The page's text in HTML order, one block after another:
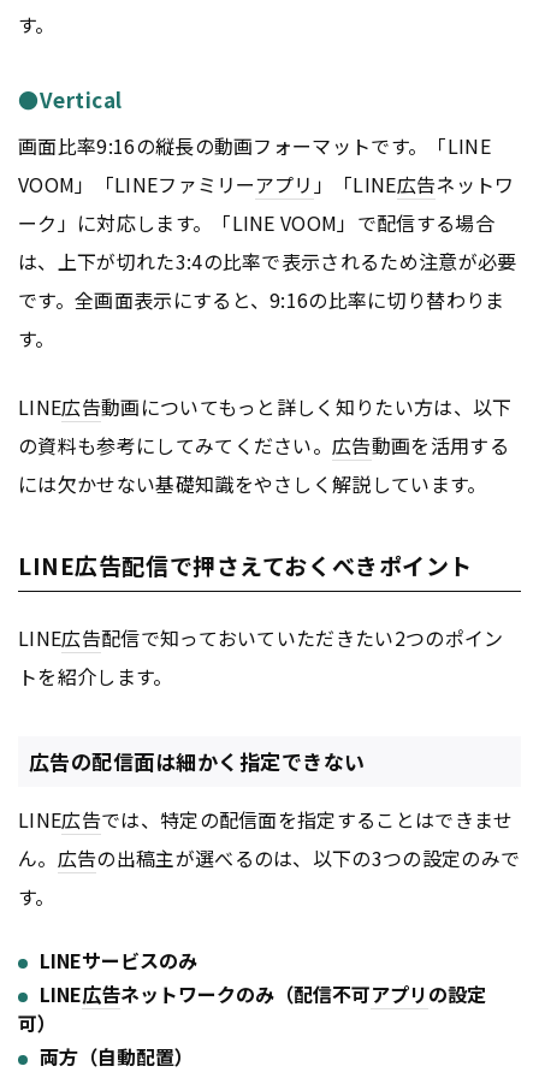
す。
●Vertical
画面比率9:16の縦長の動画フォーマットです。「LINE
VOOM」「LINEファミリーアプリ 」「LINE広告ネットワ
ーク」に対応します。「LINE VOOM」で配信する場合
は、上下が切れた3:4の比率で表示されるため注意が必要
です。全画面表示にすると、9:16の比率に切り替わりま
す。
LINE広告動画についてもっと詳しく知りたい方は、以下
の資料も参考にしてみてください。 広告動画を活用する
には欠かせない基礎知識をやさしく解説しています。
LINE広告配信で押さえておくべきポイント
LINE広告配信で知っておいていただきたい2つのポイン
トを紹介します。
広告の配信面は細かく指定できない
LINE広告では、特定の配信面を指定することはできませ
ん。 広告の出稿主が選べるのは、以下の3つの設定のみで
す。
LINEサービスのみ
LINE広告ネットワークのみ（配信不可アプリの設定
可）
両方（自動配置）